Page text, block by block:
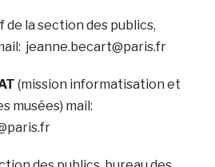
de la section des publics,
jeanne.becart@paris.fr
(mission informatisation et
musées) mail: